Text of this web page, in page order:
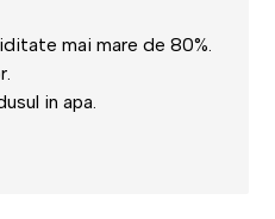
mai mare de 80%.
in apa.